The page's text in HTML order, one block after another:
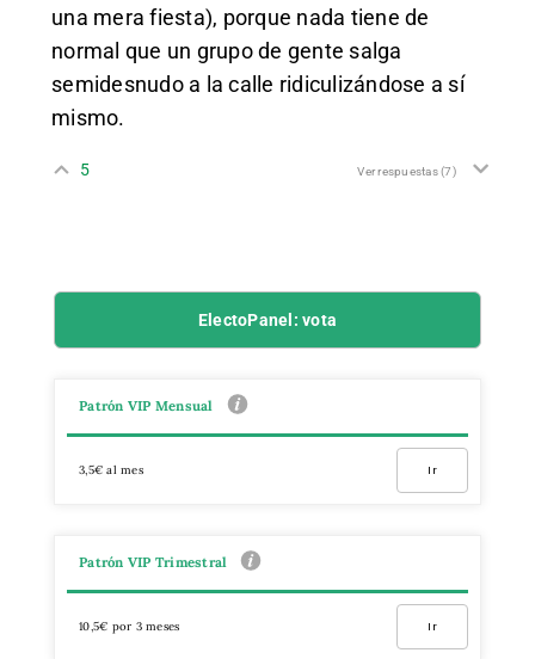
una mera fiesta), porque nada tiene de
normal que un grupo de gente salga
semidesnudo a la calle ridiculizándose a sí
mismo.
5 Ver respuestas(7)
ElectoPanel: vota
Patrón VIP Mensual
3,5€ al mes Ir
Patrón VIP Trimestral
10,5€ por 3 meses Ir